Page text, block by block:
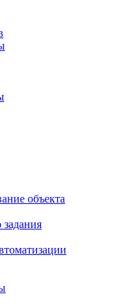
объекта
задания